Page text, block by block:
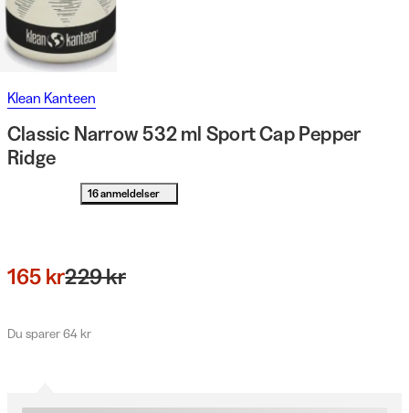
Klean Kanteen
Classic Narrow 532 ml Sport Cap Pepper
Ridge
16 anmeldelser
165 kr229 kr
Du sparer 64 kr